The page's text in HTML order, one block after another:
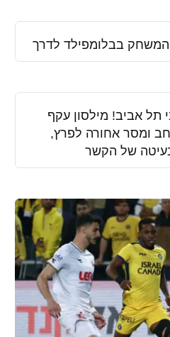
המשחק בבלומפילד לדרך
תל אביב! מילסון עקף
ומסר אחורה לפרץ,
של הקשר